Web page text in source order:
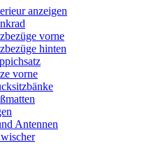
anzeigen
vorne
hinten
vorne
Antennen